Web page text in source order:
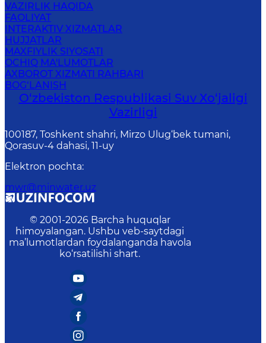
VAZIRLIK HAQIDA
FAOLIYAT
INTERAKTIV XIZMATLAR
HUJJATLAR
MAXFIYLIK SIYOSATI
OCHIQ MA'LUMOTLAR
AXBOROT XIZMATI RAHBARI
BOG‘LANISH
O‘zbekiston Respublikasi Suv Хo‘jaligi
Vazirligi
100187, Toshkent shahri, Mirzo Ulug‘bek tumani,
Qorasuv-4 dahasi, 11-uy
Elektron pochta:
mwr@minwater.uz
© 2001-2026 Barcha huquqlar
himoyalangan. Ushbu veb-saytdagi
ma’lumotlardan foydalanganda havola
ko‘rsatilishi shart.